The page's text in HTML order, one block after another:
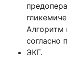
Алгоритм
согласно
ЭКГ.